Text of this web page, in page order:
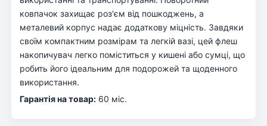
ковпачок захищає роз'єм від пошкоджень, а
металевий корпус надає додаткову міцність. Завдяки
своїм компактним розмірам та легкій вазі, цей флеш
накопичувач легко поміститься у кишені або сумці, що
робить його ідеальним для подорожей та щоденного
використання.
Гарантія на товар: 60 міс.